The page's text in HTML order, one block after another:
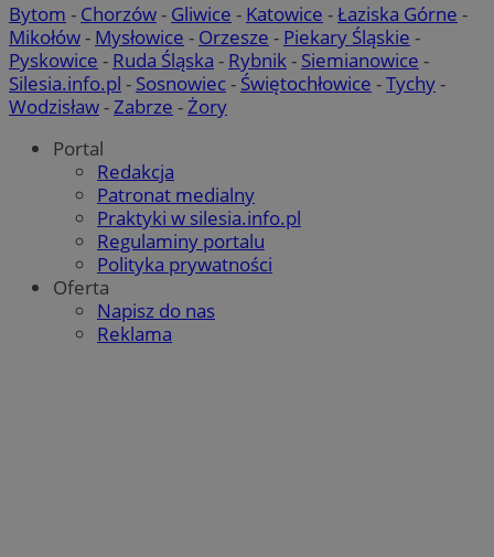
Bytom - Chorzów- Gliwice - Katowice -Łaziska Górne -
Mikołów- Mysłowice - Orzesze - Piekary Śląskie -
Pyskowice - Ruda Śląska - Rybnik- Siemianowice -
Silesia.info.pl - Sosnowiec- Świętochłowice -Tychy-
Wodzisław-Zabrze -Żory
Portal
Redakcja
Patronat medialny
Praktyki w silesia.info.pl
Regulaminy portalu
Polityka prywatności
Oferta
Napisz do nas
Reklama